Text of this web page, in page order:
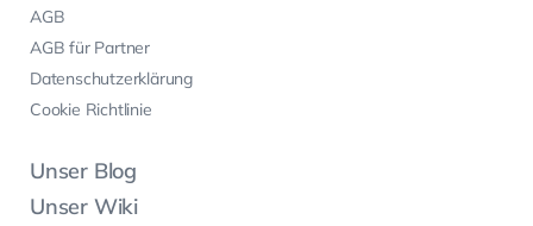
AGB
AGB für Partner
Datenschutzerklärung
Cookie Richtlinie
Unser Blog
Unser Wiki